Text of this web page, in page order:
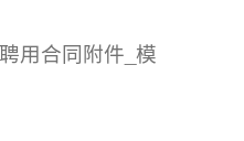
用合同附件_模